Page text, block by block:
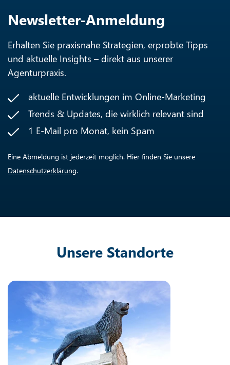
Newsletter-Anmeldung
Erhalten Sie praxisnahe Strategien, erprobte Tipps
und aktuelle Insights – direkt aus unserer
Agenturpraxis.
aktuelle Entwicklungen im Online-Marketing
Trends & Updates, die wirklich relevant sind
1 E-Mail pro Monat, kein Spam
Eine Abmeldung ist jederzeit möglich. Hier finden Sie unsere
Datenschutzerklärung.
Unsere Standorte